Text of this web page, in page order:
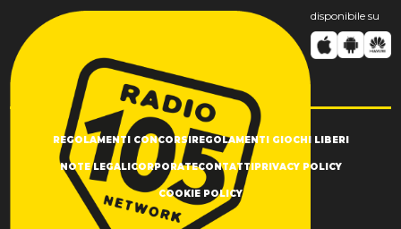
disponibile su
REGOLAMENTI CONCORSI REGOLAMENTI GIOCHI LIBERI
NOTE LEGALI CORPORATECONTATTI PRIVACY POLICY
COOKIE POLICY